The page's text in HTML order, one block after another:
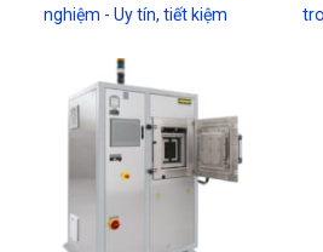
nghiệm - Uy tín, tiết kiệm